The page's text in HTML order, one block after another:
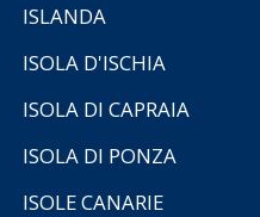
ISLANDA
ISOLA D'ISCHIA
ISOLA DI CAPRAIA
ISOLA DI PONZA
ISOLE CANARIE